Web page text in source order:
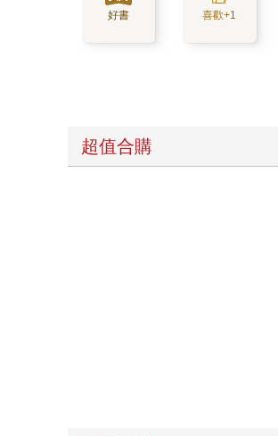
好書 喜歡+1
超值合購